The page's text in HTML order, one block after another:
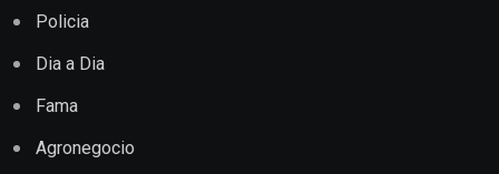
Policia
Dia a Dia
Fama
Agronegocio